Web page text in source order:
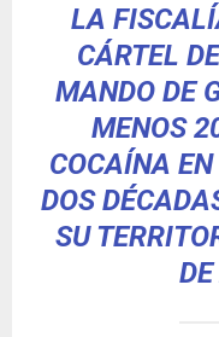
LA
CÁRTEL
MANDO DE
MENOS
COCAÍNA
DOS
SU